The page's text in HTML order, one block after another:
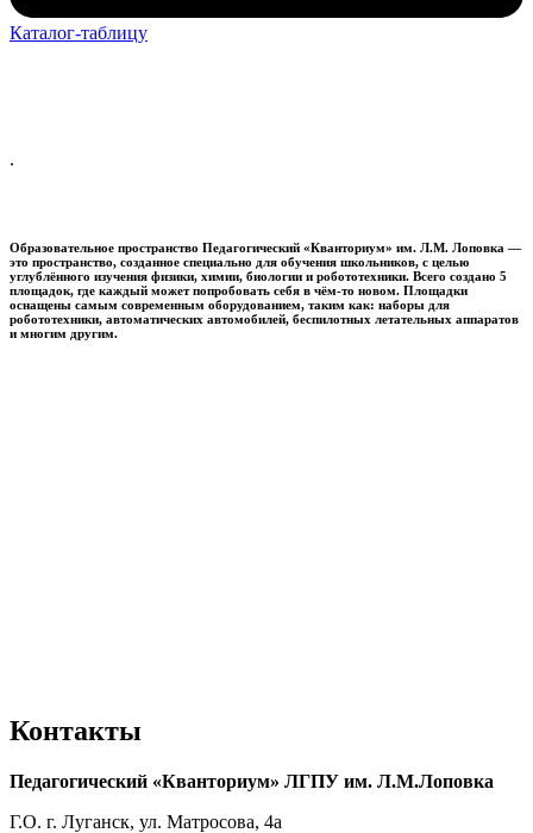
Каталог-таблицу
.
Образовательное пространство Педагогический «Кванториум» им. Л.М. Лоповка —
это пространство, созданное специально для обучения школьников, с целью
углублённого изучения физики, химии, биологии и робототехники. Всего создано 5
площадок, где каждый может попробовать себя в чём-то новом. Площадки
оснащены самым современным оборудованием, таким как: наборы для
робототехники, автоматических автомобилей, беспилотных летательных аппаратов
и многим другим.
Контакты
Педагогический «Кванториум» ЛГПУ им. Л.М.Лоповка
Г.О. г. Луганск, ул. Матросова, 4а